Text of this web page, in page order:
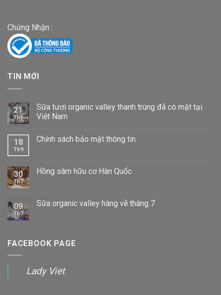
Chứng Nhận :
TIN MỚI
21
Th6
Sữa tươi organic valley thanh trùng đã có mặt tại
Việt Nam
18
Th9
Chính sách bảo mật thông tin
30
Th7
Hồng sâm hữu cơ Hàn Quốc
09
Th7
Sữa organic valley hàng về tháng 7
FACEBOOK PAGE
Lady Viet